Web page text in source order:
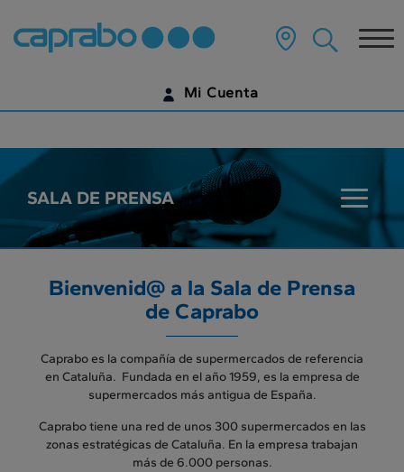
label.access.jump.content???
Mi Cuenta
¿AÚN NO TIENES UNA CUENTA DIGITAL?
EMPIEZA AQUÍ
SALA DE PRENSA
???
Bienvenid@ a la Sala de Prensa
de Caprabo
Caprabo es la compañía de supermercados de referencia
en Cataluña. Fundada en el año 1959, es la empresa de
supermercados más antigua de España.
Caprabo tiene una red de unos 300 supermercados en las
zonas estratégicas de Cataluña. En la empresa trabajan
más de 6.000 personas.